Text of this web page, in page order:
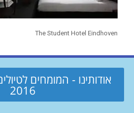
The Student Hotel Eindhoven
אודותינו - המומחים
2016